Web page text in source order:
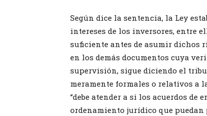
Según dice la sentencia, la Ley
intereses de los inversores, entre
suficiente antes de asumir dichos
en los demás documentos cuya
supervisión, sigue diciendo el
meramente formales o relativos
“debe atender a si los acuerdos
ordenamiento jurídico que